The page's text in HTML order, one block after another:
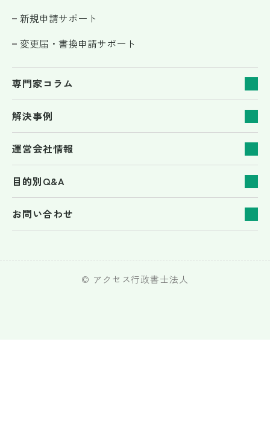
新規申請サポート
変更届・書換申請サポート
専門家コラム
解決事例
運営会社情報
目的別Q&A
お問い合わせ
© アクセス行政書士法人